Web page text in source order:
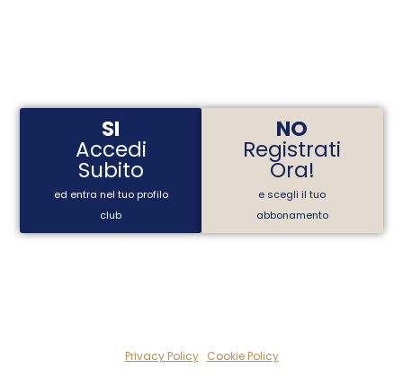
SI
Accedi
Subito
ed entra nel tuo profilo
club
NO
Registrati
Ora!
e scegli il tuo
abbonamento
Privacy Policy Cookie Policy